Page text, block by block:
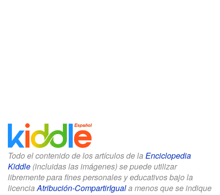
Todo el contenido de los artículos de la Enciclopedia
Kiddle (incluidas las imágenes) se puede utilizar
libremente para fines personales y educativos bajo la
licenciaAtribución-CompartirIguala menos que se indique